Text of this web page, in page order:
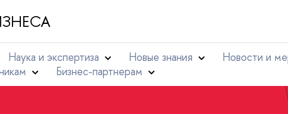
Наука и экспертиза Новые знания Новости и
Бизнес-партнерам